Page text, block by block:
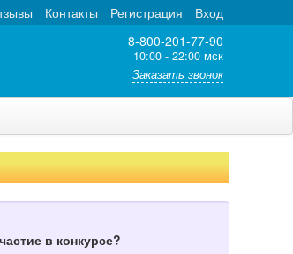
Вход
Регистрация
Контакты
8-800-201-77-90
10:00 - 22:00 мск
Заказать звонок
в конкурсе?